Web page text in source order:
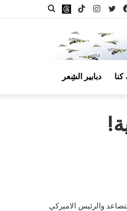
Threads‫TikTokانستقرام تويتر
فيسبوك
دبابير الشِعر
والرئيس الاميركي